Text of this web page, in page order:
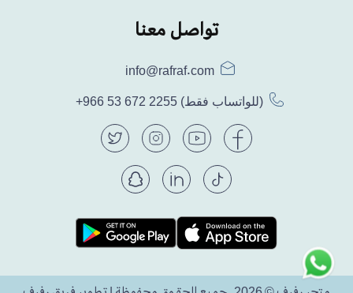
تواصل معنا
info@rafraf.com
+966 53 672 2255 (للواتساب فقط)